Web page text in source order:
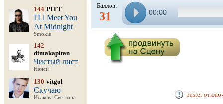
144 PITT
I'Ll Meet You
At Midnight
Smokie
142
dimakapitan
Чистый лист
Нэнси
130 vitgol
Скучаю
Исакова Светлана
Баллов:
31 00:00
paster